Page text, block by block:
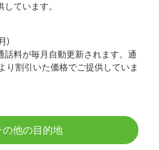
ています。
)
話料が毎月自動更新されます。通
り割引いた価格でご提供していま
の他の目的地